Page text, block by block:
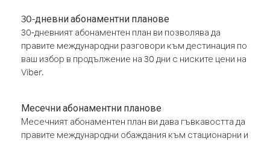
30-дневни абонаментни планове
30-дневният абонаментен план ви позволява да
правите международни разговори към дестинация по
ваш избор в продължение на 30 дни с ниските цени на
Viber.
Месечни абонаментни планове
Месечният абонаментен план ви дава гъвкавостта да
правите международни обаждания към стационарни и